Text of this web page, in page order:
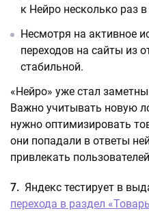
к Нейро несколько раз
Несмотря на активное
переходов на сайты из
стабильной.
«Нейро» уже стал
Важно учитывать новую
нужно оптимизировать
они попадали в ответы
привлекать
7. Яндекс тестирует в
перехода в раздел